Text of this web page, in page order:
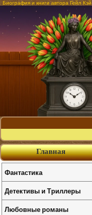
Биография и книги автора Гейл Кэй
Главная
Фантастика
Детективы и Триллеры
Любовные романы